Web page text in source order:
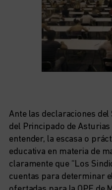
Ante las declaraciones del
del Principado de
entender, la escasa o
educativa en materia de
claramente que “Los
cuentas para determinar